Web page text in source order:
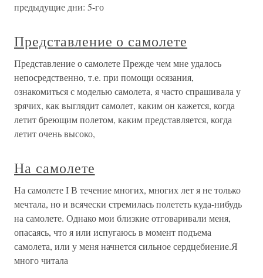
предыдущие дни: 5-го
Представление о самолете
Представление о самолете Прежде чем мне удалось
непосредственно, т.е. при помощи осязания,
ознакомиться с моделью самолета, я часто спрашивала у
зрячих, как выглядит самолет, каким он кажется, когда
летит бреющим полетом, каким представляется, когда
летит очень высоко,
На самолете
На самолете I В течение многих, многих лет я не только
мечтала, но и всячески стремилась полететь куда-нибудь
на самолете. Однако мои близкие отговаривали меня,
опасаясь, что я или испугаюсь в момент подъема
самолета, или у меня начнется сильное сердцебиение.Я
много читала